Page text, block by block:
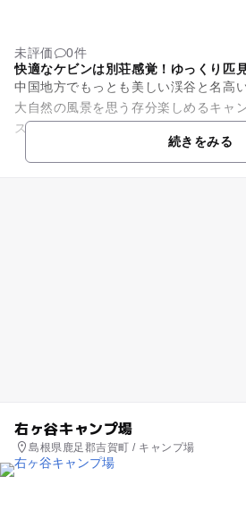
未評価
0件
快適なケビンは別荘感覚！ゆっくり匹
中国地方でもっとも美しい渓谷と名高
大自然の風景を思う存分楽しめるキャ
ストパーク」です。 もちろん、テント
続きをみる
右ヶ谷キャンプ場
島根県鹿足郡吉賀町 / キャンプ場